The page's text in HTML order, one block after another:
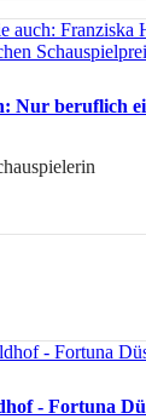
Nur beruflich
- Fortuna